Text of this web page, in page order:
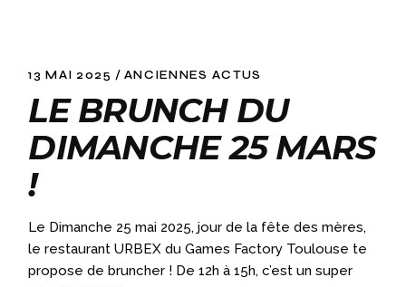
13 MAI 2025 ANCIENNES ACTUS
LE BRUNCH DU
DIMANCHE 25 MARS
!
Le Dimanche 25 mai 2025, jour de la fête des mères,
le restaurant URBEX du Games Factory Toulouse te
propose de bruncher ! De 12h à 15h, c’est un super